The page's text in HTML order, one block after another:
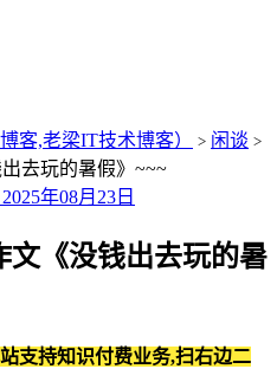
客,老梁IT技术博客） > 闲谈 >
去玩的暑假》~~~
2025年08月23日
文《没钱出去玩的暑
支持知识付费业务,扫右边二